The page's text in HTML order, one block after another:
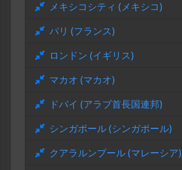
メキシコシティ (メキシコ)
パリ (フランス)
ロンドン (イギリス)
マカオ (マカオ)
ドバイ (アラブ首長国連邦)
シンガポール (シンガポール)
クアラルンプール (マレーシア)